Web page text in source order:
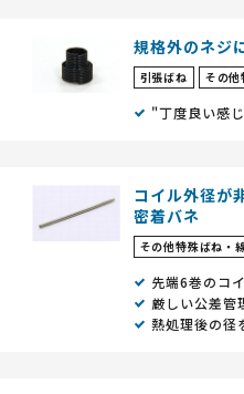
規格外のネジ
引張ばね その他
"丁度良い感
コイル外径が
密着バネ
その他特殊ばね・
先端6巻のコ
厳しい公差管
熱処理後の径